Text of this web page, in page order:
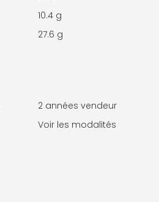
10.4 g
27.6 g
2 années vendeur
Voir les modalités